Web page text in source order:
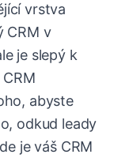
vrstva
CRM v
je slepý k
abyste
odkud leady
je váš CRM